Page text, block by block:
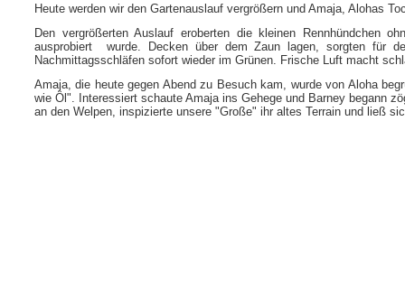
Heute werden wir den Gartenauslauf vergrößern und Amaja, Alohas
Den vergrößerten Auslauf eroberten die kleinen Rennhündchen
ausprobiert wurde. Decken über dem Zaun lagen, sorgten für
Nachmittagsschläfen sofort wieder im Grünen. Frische Luft macht
Amaja, die heute gegen Abend zu Besuch kam, wurde von Aloha
wie Öl". Interessiert schaute Amaja ins Gehege und Barney begann
an den Welpen, inspizierte unsere "Große" ihr altes Terrain und ließ